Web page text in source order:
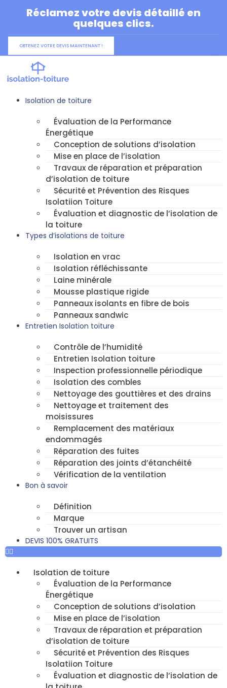
Réclamez votre devis détaillé en
quelques clics.
OBTENEZ VOTRE DEVIS MAINTENANT !
Isolation de toiture
Évaluation de la Performance
Énergétique
Conception de solutions d’isolation
Mise en place de l’isolation
Travaux de réparation et préparation
d’isolation de toiture
Sécurité et Prévention des Risques
Isolatiion Toiture
Évaluation et diagnostic de l’isolation de
la toiture
Types d’isolations de toiture
Isolation en vrac
Isolation réfléchissante
Laine minérale
Mousse plastique rigide
Panneaux isolants en fibre de bois
Panneaux sandwic
Entretien Isolation toiture
Contrôle de l’humidité
Entretien Isolation toiture
Inspection professionnelle périodique
Isolation des combles
Nettoyage des gouttières et des drains
Nettoyage et traitement des
moisissures
Remplacement des matériaux
endommagés
Réparation des fuites
Réparation des joints d’étanchéité
Vérification de la ventilation
Bon à savoir
Définition
Marque
Trouver un artisan
DEVIS 100% GRATUITS
Isolation de toiture
Évaluation de la Performance
Énergétique
Conception de solutions d’isolation
Mise en place de l’isolation
Travaux de réparation et préparation
d’isolation de toiture
Sécurité et Prévention des Risques
Isolatiion Toiture
Évaluation et diagnostic de l’isolation de